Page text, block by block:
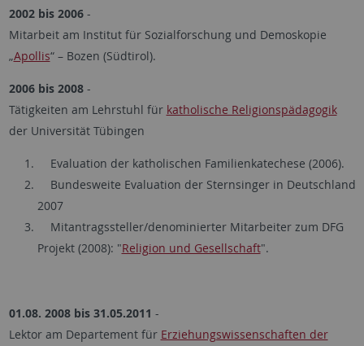
2002 bis 2006-
Mitarbeit am Institut für Sozialforschung und Demoskopie
„Apollis“ – Bozen (Südtirol).
2006 bis 2008-
Tätigkeiten am Lehrstuhl für katholische Religionspädagogik
der Universität Tübingen
Evaluation der katholischen Familienkatechese (2006).
Bundesweite Evaluation der Sternsinger in Deutschland
2007
Mitantragssteller/denominierter Mitarbeiter zum DFG
Projekt (2008): "Religion und Gesellschaft".
01.08. 2008 bis 31.05.2011 -
Lektor am Departement für Erziehungswissenschaften der